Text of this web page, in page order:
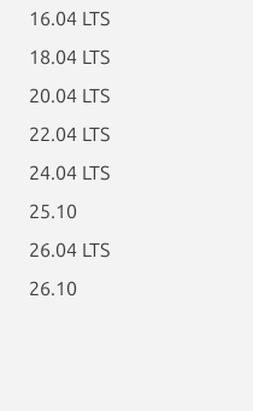
16.04 LTS
18.04 LTS
20.04 LTS
22.04 LTS
24.04 LTS
25.10
26.04 LTS
26.10